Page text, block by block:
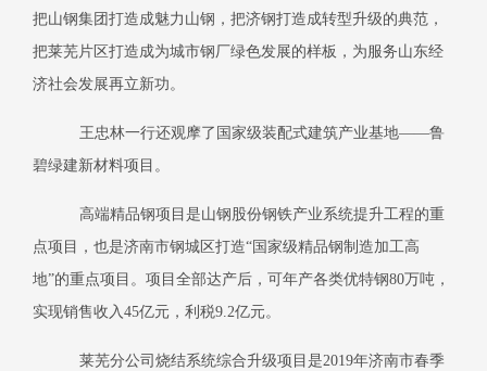
把山钢集团打造成魅力山钢，把济钢打造成转型升级的典范，
把莱芜片区打造成为城市钢厂绿色发展的样板，为服务山东经
济社会发展再立新功。
王忠林一行还观摩了国家级装配式建筑产业基地——鲁
碧绿建新材料项目。
高端精品钢项目是山钢股份钢铁产业系统提升工程的重
点项目，也是济南市钢城区打造“国家级精品钢制造加工高
地”的重点项目。项目全部达产后，可年产各类优特钢80万吨，
实现销售收入45亿元，利税9.2亿元。
莱芜分公司烧结系统综合升级项目是2019年济南市春季